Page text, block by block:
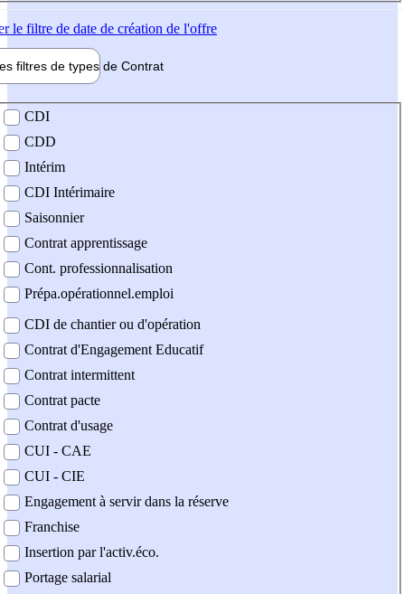
le filtre de date de création de l'offre
filtres de types de Contrat
contrat
CDI
CDD
Intérim
CDI Intérimaire
Saisonnier
Contrat apprentissage
Cont. professionnalisation
Prépa.opérationnel.emploi
CDI de chantier ou d'opération
Contrat d'Engagement Educatif
Contrat intermittent
Contrat pacte
Contrat d'usage
CUI - CAE
CUI - CIE
Engagement à servir dans la réserve
Franchise
Insertion par l'activ.éco.
Portage salarial